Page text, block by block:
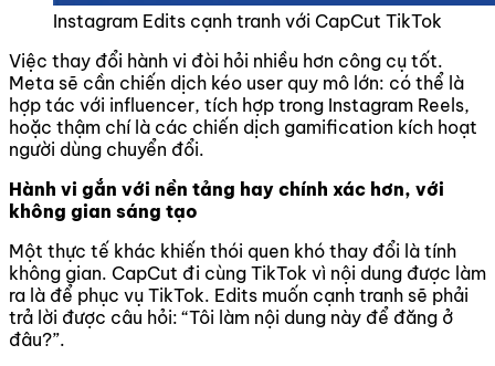
Instagram Edits cạnh tranh với CapCut TikTok
Việc thay đổi hành vi đòi hỏi nhiều hơn công cụ tốt.
Meta sẽ cần chiến dịch kéo user quy mô lớn: có thể là
hợp tác với influencer, tích hợp trong Instagram Reels,
hoặc thậm chí là các chiến dịch gamification kích hoạt
người dùng chuyển đổi.
Hành vi gắn với nền tảng hay chính xác hơn, với
không gian sáng tạo
Một thực tế khác khiến thói quen khó thay đổi là tính
không gian. CapCut đi cùng TikTok vì nội dung được làm
ra là để phục vụ TikTok. Edits muốn cạnh tranh sẽ phải
trả lời được câu hỏi: “Tôi làm nội dung này để đăng ở
đâu?”.